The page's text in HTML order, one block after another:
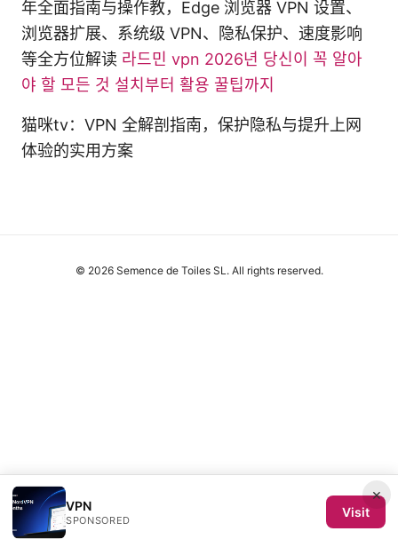
年全面指南与操作教，Edge 浏览器 VPN 设置、
浏览器扩展、系统级 VPN、隐私保护、速度影响
等全方位解读 라드민 vpn 2026년 당신이 꼭 알아
야 할 모든 것 설치부터 활용 꿀팁까지
猫咪tv：VPN 全解剖指南，保护隐私与提升上网
体验的实用方案
×
VPN
SPONSORED
Visit
© 2026 Semence de Toiles SL. All rights reserved.